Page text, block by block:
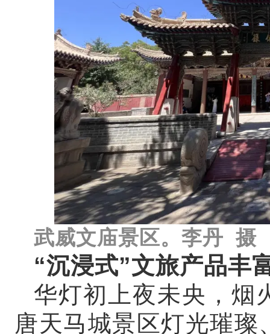
武威文庙景区。李丹 摄
“沉浸式”文旅产品丰
华灯初上夜未央，烟
唐天马城景区灯光璀